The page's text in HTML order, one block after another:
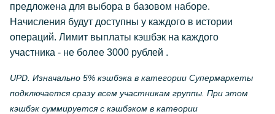
предложена для выбора в базовом наборе.
Начисления будут доступны у каждого в истории
операций. Лимит выплаты кэшбэк на каждого
участника - не более 3000 рублей .
UPD. Изначально 5% кэшбэка в категории Супермаркеты
подключается сразу всем участникам группы. При этом
кэшбэк суммируется с кэшбэком в катеории